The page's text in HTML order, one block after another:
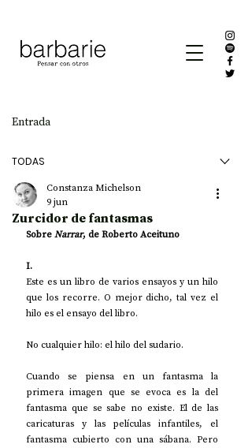
Entrada
TODAS
Zurcidor de fantasmas
Constanza Michelson
9 jun
Sobre Narrar, de Roberto Aceituno
I.
Este es un libro de varios ensayos y un hilo
que los recorre. O mejor dicho, tal vez el
hilo es el ensayo del libro.
No cualquier hilo: el hilo del sudario.
Cuando se piensa en un fantasma la
primera imagen que se evoca es la del
fantasma que se sabe no existe. El de las
caricaturas y las películas infantiles, el
fantasma cubierto con una sábana. Pero